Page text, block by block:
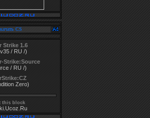
CS
Strike 1.6
/ RU /)
Strike:Source
/ RU /)
Zero)
this block